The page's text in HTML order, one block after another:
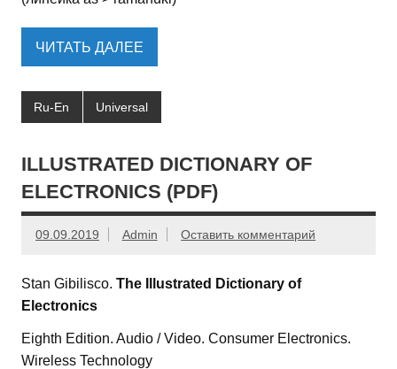
ЧИТАТЬ ДАЛЕЕ
Ru-En Universal
ILLUSTRATED DICTIONARY OF
ELECTRONICS (PDF)
09.09.2019 Admin Оставить комментарий
Stan Gibilisco. The Illustrated Dictionary of
Electronics
Eighth Edition. Audio / Video. Consumer Electronics.
Wireless Technology